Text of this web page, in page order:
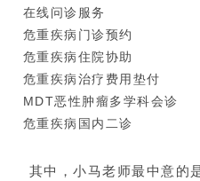
在线问诊服务
危重疾病门诊预约
危重疾病住院协助
危重疾病治疗费用垫付
MDT恶性肿瘤多学科会诊
危重疾病国内二诊
其中，小马老师最中意